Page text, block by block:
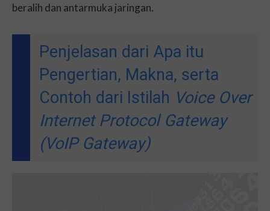
beralih dan antarmuka jaringan.
Penjelasan dari Apa itu
Pengertian, Makna, serta
Contoh dari Istilah Voice Over
Internet Protocol Gateway
(VoIP Gateway)